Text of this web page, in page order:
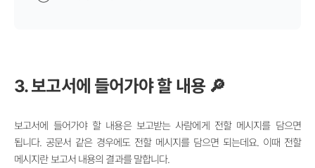
3. 보고서에 들어가야 할 내용 🔎
보고서에 들어가야 할 내용은 보고받는 사람에게 전할 메시지를 담으면
됩니다. 공문서 같은 경우에도 전할 메시지를 담으면 되는데요. 이때 전할
메시지란 보고서 내용의 결과를 말합니다.